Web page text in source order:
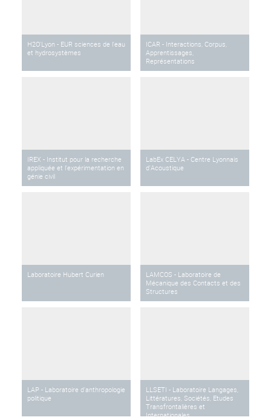
H2O'Lyon - EUR sciences de l'eau
et hydrosystèmes
ICAR - Interactions, Corpus,
Apprentissages,
Représentations
IREX - Institut pour la recherche
appliquée et l'expérimentation en
génie civil
LabEx CELYA - Centre Lyonnais
d'Acoustique
Laboratoire Hubert Curien
LAMCOS - Laboratoire de
Mécanique des Contacts et des
Structures
LAP - Laboratoire d'anthropologie
politique
LLSETI - Laboratoire Langages,
Littératures, Sociétés, Etudes
Transfrontalières et
Internationales